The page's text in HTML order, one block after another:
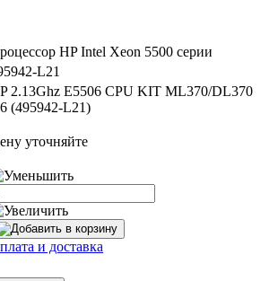
HP Intel Xeon 5500 серии
L21
2.13Ghz E5506 CPU KIT ML370/DL370
(495942-L21)
уточняйте
и доставка